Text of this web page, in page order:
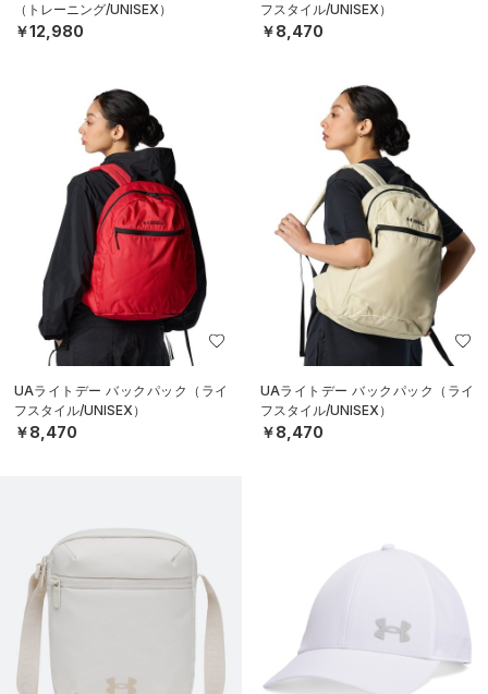
（トレーニング/UNISEX）
￥12,980
フスタイル/UNISEX）
￥8,470
UAライトデー バックパック（ライ
フスタイル/UNISEX）
￥8,470
UAライトデー バックパック（ライ
フスタイル/UNISEX）
￥8,470